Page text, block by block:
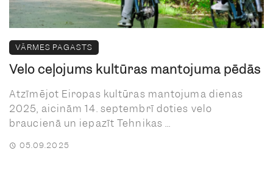
VĀRMES PAGASTS
Velo ceļojums kultūras mantojuma pēdās
Atzīmējot Eiropas kultūras mantojuma dienas
2025, aicinām 14. septembrī doties velo
braucienā un iepazīt Tehnikas ...
05.09.2025